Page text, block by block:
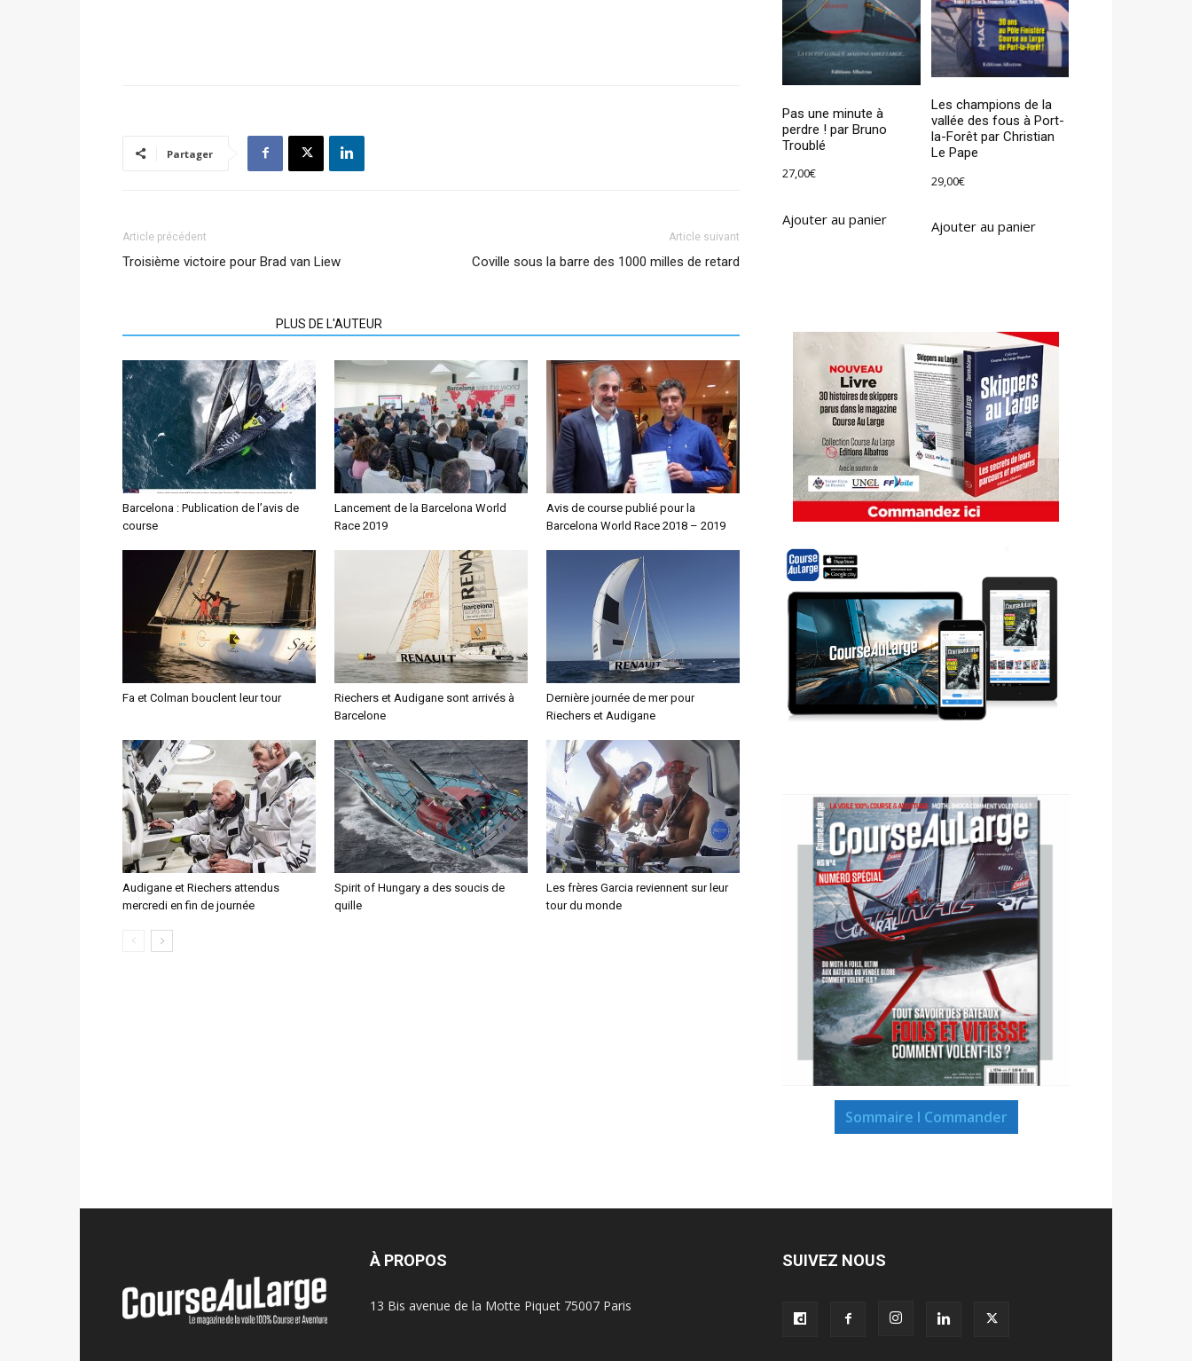
Partager
Article précédent
Troisième victoire pour Brad van Liew
Article suivant
Coville sous la barre des 1000 milles de retard
PLUS DE L'AUTEUR
Barcelona : Publication de l’avis de
course
Lancement de la Barcelona World
Race 2019
Avis de course publié pour la
Barcelona World Race 2018 – 2019
Fa et Colman bouclent leur tour
Riechers et Audigane sont arrivés à
Barcelone
Dernière journée de mer pour
Riechers et Audigane
Audigane et Riechers attendus
mercredi en fin de journée
Spirit of Hungary a des soucis de
quille
Les frères Garcia reviennent sur leur
tour du monde
Pas une minute à
perdre ! par Bruno
Troublé
27,00€
Ajouter au panier
Les champions de la
vallée des fous à Port-
la-Forêt par Christian
Le Pape
29,00€
Ajouter au panier
Sommaire I Commander
À PROPOS
13 Bis avenue de la Motte Piquet 75007 Paris
SUIVEZ NOUS